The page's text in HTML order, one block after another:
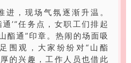
进，现场气氛逐渐升温。
’”任务点，女职工们排起
酯通”印章。热闹的场面吸
围观，大家纷纷对“山酯
的兴趣，工作人员也借此